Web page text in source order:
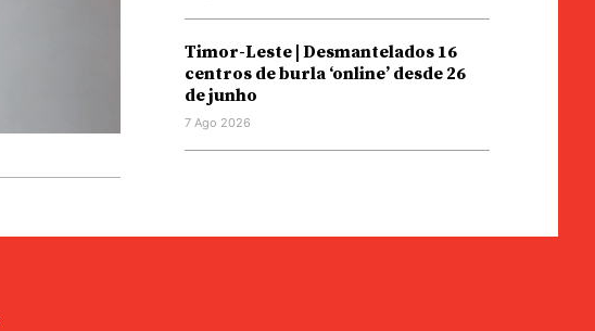
Timor-Leste | Desmantelados 16
centros de burla ‘online’ desde 26
de junho
7 Ago 2026